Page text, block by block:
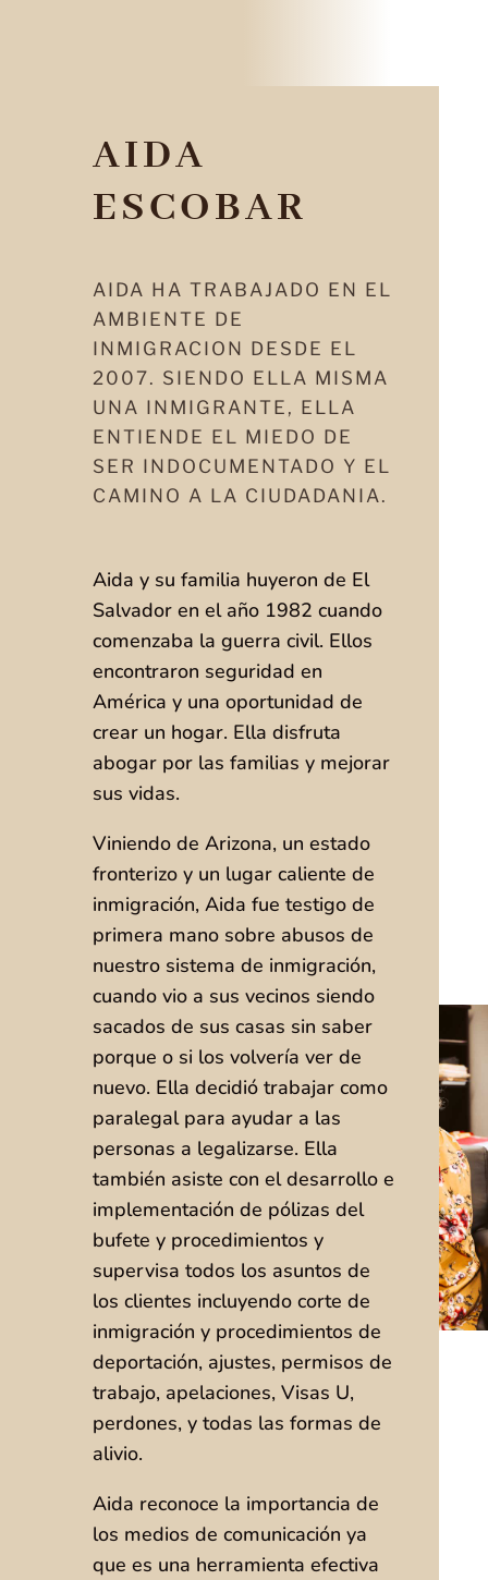
AIDA
ESCOBAR
AIDA HA TRABAJADO EN EL
AMBIENTE DE
INMIGRACION DESDE EL
2007. SIENDO ELLA MISMA
UNA INMIGRANTE, ELLA
ENTIENDE EL MIEDO DE
SER INDOCUMENTADO Y EL
CAMINO A LA CIUDADANIA.
Aida y su familia huyeron de El
Salvador en el año 1982 cuando
comenzaba la guerra civil. Ellos
encontraron seguridad en
América y una oportunidad de
crear un hogar. Ella disfruta
abogar por las familias y mejorar
sus vidas.
Viniendo de Arizona, un estado
fronterizo y un lugar caliente de
inmigración, Aida fue testigo de
primera mano sobre abusos de
nuestro sistema de inmigración,
cuando vio a sus vecinos siendo
sacados de sus casas sin saber
porque o si los volvería ver de
nuevo. Ella decidió trabajar como
paralegal para ayudar a las
personas a legalizarse. Ella
también asiste con el desarrollo e
implementación de pólizas del
bufete y procedimientos y
supervisa todos los asuntos de
los clientes incluyendo corte de
inmigración y procedimientos de
deportación, ajustes, permisos de
trabajo, apelaciones, Visas U,
perdones, y todas las formas de
alivio.
Aida reconoce la importancia de
los medios de comunicación ya
que es una herramienta efectiva